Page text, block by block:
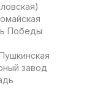
Победы
завод